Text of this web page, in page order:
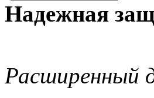
Надежная
Расширенный